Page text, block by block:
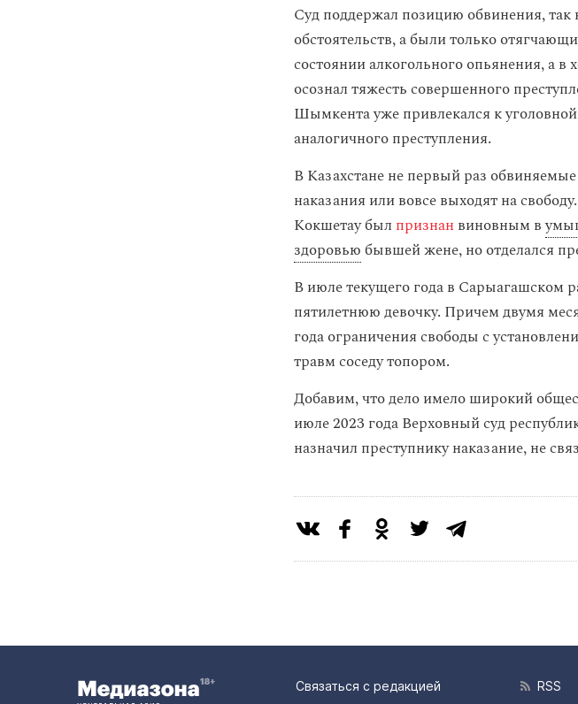
Суд поддержал позицию обвинения,
обстоятельств, а были только
состоянии алкогольного опьянения, а в
осознал тяжесть совершенного
Шымкента уже привлекался к
аналогичного преступления.
В Казахстане не первый раз
наказания или вовсе выходят на
Кокшетау был признан виновным в
здоровьюбывшей жене, но отделался
В июле текущего года в Сарыагашском
пятилетнюю девочку. Причем двумя
года ограничения свободы с
травм соседу топором.
Добавим, что дело имело широкий
июле 2023 года Верховный суд
назначил преступнику наказание, не
Связаться с редакцией RSS